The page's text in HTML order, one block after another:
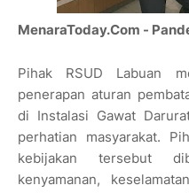
MenaraToday.Com -
Pihak RSUD Labuan
penerapan aturan
di Instalasi Gawat
perhatian masyarakat.
kebijakan tersebut
kenyamanan,